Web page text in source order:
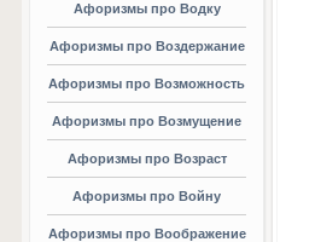
Афоризмы про Водку
Афоризмы про Воздержание
Афоризмы про Возможность
Афоризмы про Возмущение
Афоризмы про Возраст
Афоризмы про Войну
Афоризмы про Воображение